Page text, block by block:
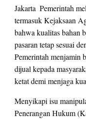
Jakarta  Pemerintah
termasuk Kejaksaan
bahwa kualitas bahan
pasaran tetap sesuai
Pemerintah menjamin
dijual kepada
ketat demi menjaga
Menyikapi isu
Penerangan Hukum